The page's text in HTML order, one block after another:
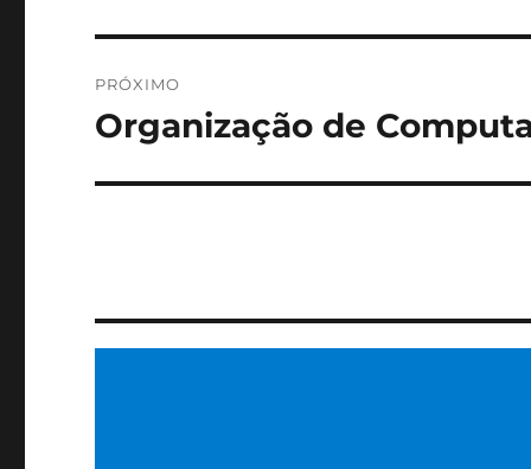
PRÓXIMO
Próximo
Organização de